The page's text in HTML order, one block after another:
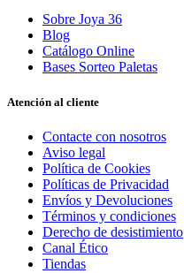
Sobre Joya 36
Blog
Catálogo Online
Bases Sorteo Paletas
Atención al cliente
Contacte con nosotros
Aviso legal
Política de Cookies
Políticas de Privacidad
Envíos y Devoluciones
Términos y condiciones
Derecho de desistimiento
Canal Ético
Tiendas